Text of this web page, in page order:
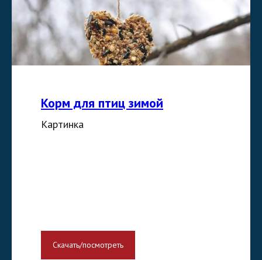
Корм для птиц зимой
Картинка
Скачать/посмотреть